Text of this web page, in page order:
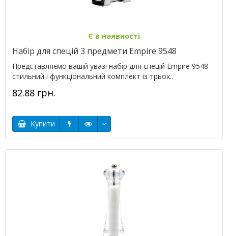
Є в наявності
Набір для спецій 3 предмети Empire 9548
Представляємо вашій увазі набір для спецій Empire 9548 -
стильний і функціональний комплект із трьох..
82.88 грн.
Купити